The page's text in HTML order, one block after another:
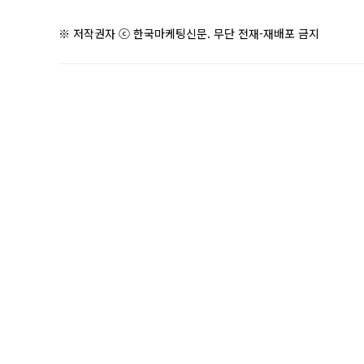
※ 저작권자 ⓒ 한국마케팅신문. 무단 전재-재배포 금지